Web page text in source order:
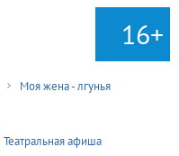
16+
Моя жена - лгунья
Театральная афиша